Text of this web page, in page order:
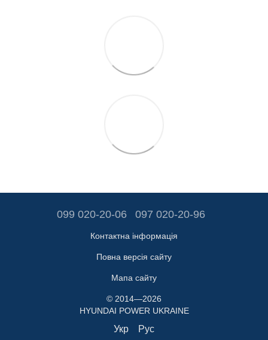
099 020-20-06 097 020-20-96
Контактна інформація
Повна версія сайту
Мапа сайту
© 2014—2026
HYUNDAI POWER UKRAINE
Укр Рус